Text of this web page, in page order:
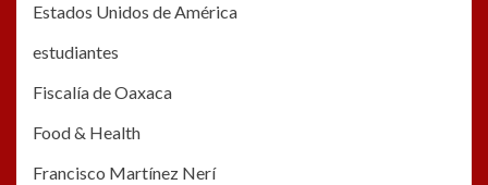
Estados Unidos de América
estudiantes
Fiscalía de Oaxaca
Food & Health
Francisco Martínez Nerí